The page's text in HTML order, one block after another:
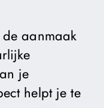
de aanmaak
je
helpt je te